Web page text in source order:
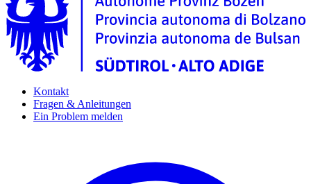
Kontakt
Fragen & Anleitungen
Ein Problem melden